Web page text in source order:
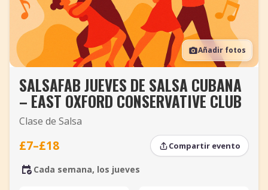
Artículos
Videos
Glosario
TuneTempo
Añadir evento
Añadir fotos
SALSAFAB JUEVES DE SALSA CUBANA
– EAST OXFORD CONSERVATIVE CLUB
Clase de Salsa
£7–£18 Compartir evento
Cada semana, los jueves